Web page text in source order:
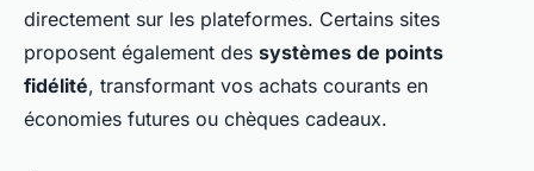
directement sur les plateformes. Certains sites
proposent également des systèmes de points
fidélité, transformant vos achats courants en
économies futures ou chèques cadeaux.